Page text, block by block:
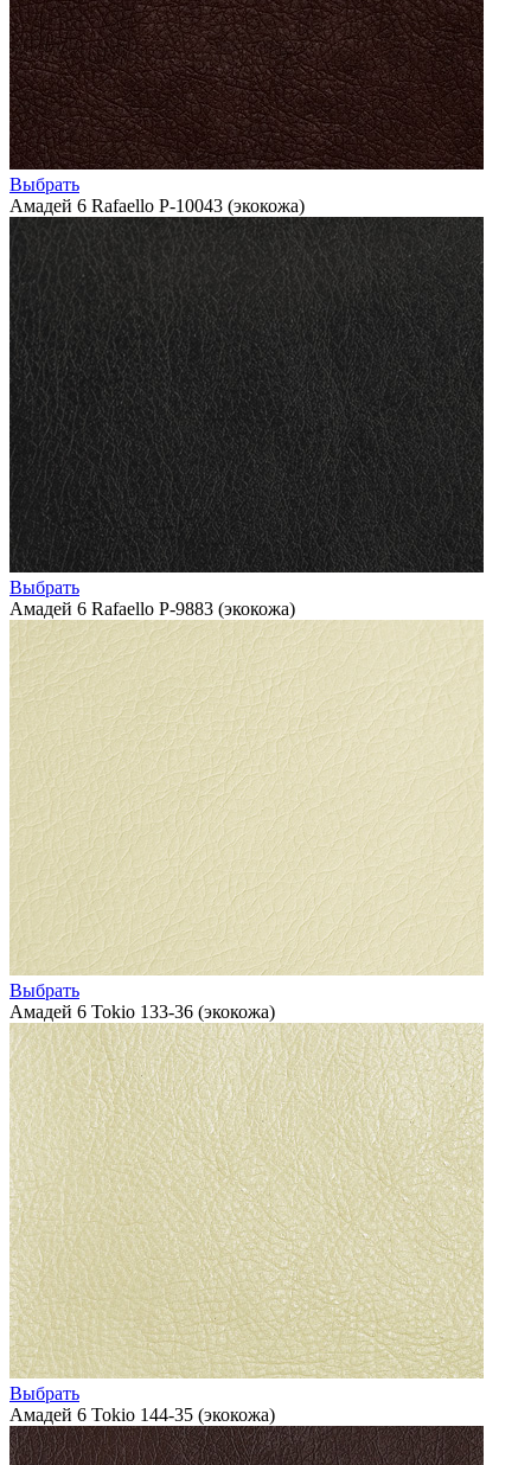
Выбрать
Амадей 6 Rafaello P-10043 (экокожа)
Выбрать
Амадей 6 Rafaello P-9883 (экокожа)
Выбрать
Амадей 6 Tokio 133-36 (экокожа)
Выбрать
Амадей 6 Tokio 144-35 (экокожа)